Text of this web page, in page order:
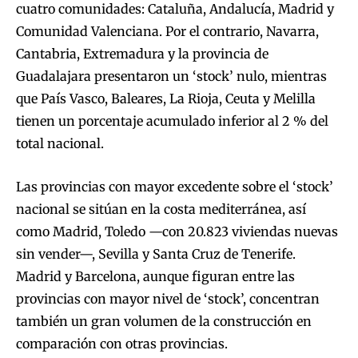
cuatro comunidades: Cataluña, Andalucía, Madrid y
Comunidad Valenciana. Por el contrario, Navarra,
Cantabria, Extremadura y la provincia de
Guadalajara presentaron un ‘stock’ nulo, mientras
que País Vasco, Baleares, La Rioja, Ceuta y Melilla
tienen un porcentaje acumulado inferior al 2 % del
total nacional.
Las provincias con mayor excedente sobre el ‘stock’
nacional se sitúan en la costa mediterránea, así
como Madrid, Toledo —con 20.823 viviendas nuevas
sin vender—, Sevilla y Santa Cruz de Tenerife.
Madrid y Barcelona, aunque figuran entre las
provincias con mayor nivel de ‘stock’, concentran
también un gran volumen de la construcción en
comparación con otras provincias.